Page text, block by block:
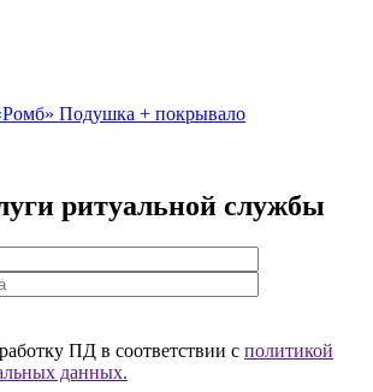
Подушка + покрывало
ритуальной службы
ПД в соответствии с политикой
данных.